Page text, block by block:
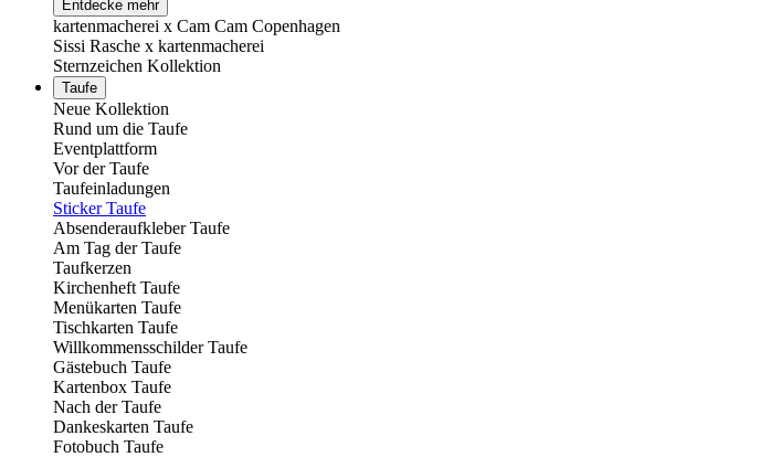
Entdecke mehr
kartenmacherei x Cam Cam Copenhagen
Sissi Rasche x kartenmacherei
Sternzeichen Kollektion
Taufe
Neue Kollektion
Rund um die Taufe
Eventplattform
Vor der Taufe
Taufeinladungen
Sticker Taufe
Absenderaufkleber Taufe
Am Tag der Taufe
Taufkerzen
Kirchenheft Taufe
Menükarten Taufe
Tischkarten Taufe
Willkommensschilder Taufe
Gästebuch Taufe
Kartenbox Taufe
Nach der Taufe
Dankeskarten Taufe
Fotobuch Taufe